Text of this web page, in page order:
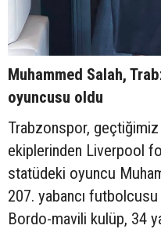
Muhammed Salah,
oyuncusu oldu
Trabzonspor,
ekiplerinden Liverpool
statüdeki oyuncu
207. yabancı
Bordo-mavili kulüp, 34